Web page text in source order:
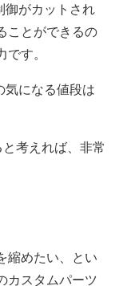
御がカットされ
ことができるの
す。
気になる値段は
考えれば、非常
縮めたい、とい
カスタムパーツ